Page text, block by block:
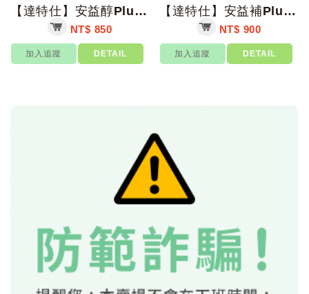
【達特仕】安益醇Plus 900g/罐【上好藥局銀髮照護】銀杏 富含膳食纖維
NT$ 850
加入追蹤 DETAIL
【達特仕】安益補Plus 900g/罐【上好藥局銀髮照護】全能營養補給 刺五加 ...
NT$ 900
加入追蹤 DETAIL